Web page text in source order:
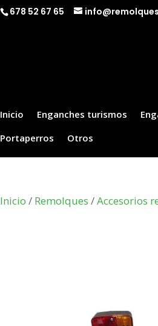
678 52 67 65
Inicio Enganches turismos
Portaperros
Otros
Inicio / Remolques /Accesorios